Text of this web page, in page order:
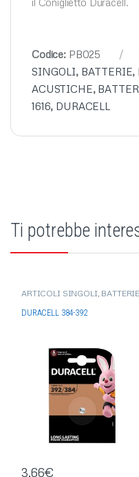
Codice: PB025
SINGOLI, BATTERIE,
ACUSTICHE,
1616, DURACELL
Ti potrebbe
ARTICOLI SINGOLI, BATTERIE
ACUSTICHE,BATTERIE
DURACELL
DURACELL 384-392
3,66€